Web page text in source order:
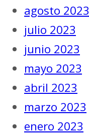
agosto 2023
julio 2023
junio 2023
mayo 2023
abril 2023
marzo 2023
enero 2023